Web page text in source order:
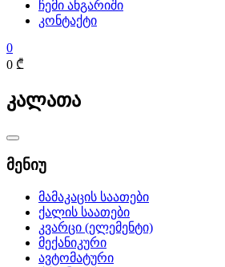
ჩემი ანგარიში
კონტაქტი
0
0 ₾
კალათა
Catalog
Menu
მენიუ
მამაკაცის საათები
ქალის საათები
კვარცი (ელემენტი)
მექანიკური
ავტომატური